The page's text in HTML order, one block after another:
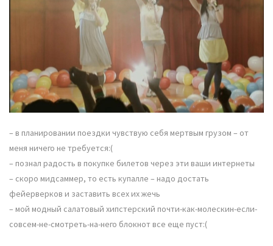
– в планировании поездки чувствую себя мертвым грузом – от
меня ничего не требуется:(
– познал радость в покупке билетов через эти ваши интернеты
– скоро мидсаммер, то есть купалле – надо достать
фейерверков и заставить всех их жечь
– мой модный салатовый хипстерский почти-как-молескин-если-
совсем-не-смотреть-на-него блокнот все еще пуст:(